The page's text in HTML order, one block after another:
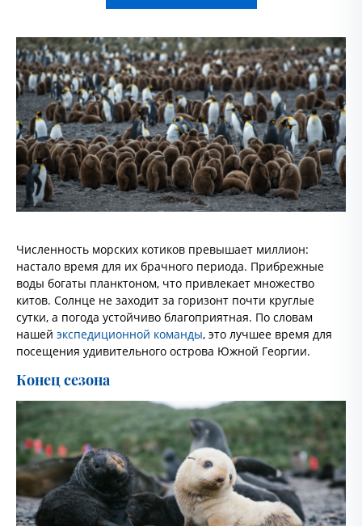
Численность морских котиков превышает миллион:
настало время для их брачного периода. Прибрежные
воды богаты планктоном, что привлекает множество
китов. Солнце не заходит за горизонт почти круглые
сутки, а погода устойчиво благоприятная. По словам
нашей экспедиционной команды, это лучшее время для
посещения удивительного острова Южной Георгии.
Конец сезона